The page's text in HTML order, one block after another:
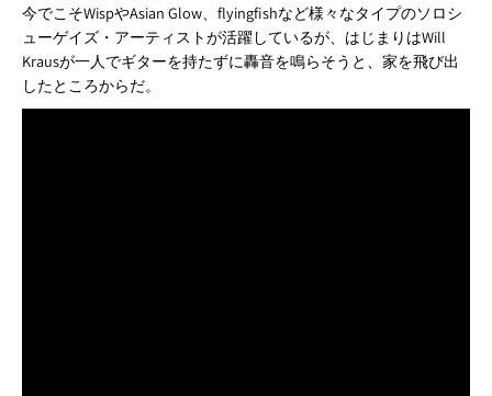
今でこそWispやAsian Glow、flyingfishなど様々なタイプのソロシ
ューゲイズ・アーティストが活躍しているが、はじまりはWill
Krausが一人でギターを持たずに轟音を鳴らそうと、家を飛び出
したところからだ。